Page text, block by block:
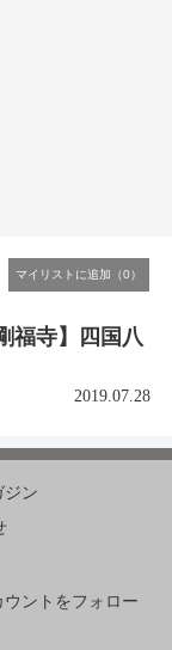
福寺】四国八
2019.07.28
ジン
ウントをフォロー